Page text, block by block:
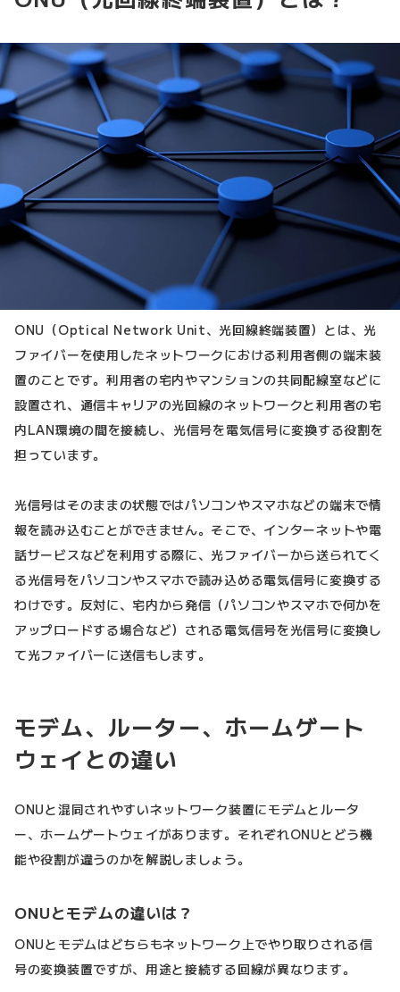
ONU（Optical Network Unit、光回線終端装置）とは、光
ファイバーを使用したネットワークにおける利用者側の端末装
置のことです。利用者の宅内やマンションの共同配線室などに
設置され、通信キャリアの光回線のネットワークと利用者の宅
内LAN環境の間を接続し、光信号を電気信号に変換する役割を
担っています。
光信号はそのままの状態ではパソコンやスマホなどの端末で情
報を読み込むことができません。そこで、インターネットや電
話サービスなどを利用する際に、光ファイバーから送られてく
る光信号をパソコンやスマホで読み込める電気信号に変換する
わけです。反対に、宅内から発信（パソコンやスマホで何かを
アップロードする場合など）される電気信号を光信号に変換し
て光ファイバーに送信もします。
モデム、ルーター、ホームゲート
ウェイとの違い
ONUと混同されやすいネットワーク装置にモデムとルータ
ー、ホームゲートウェイがあります。それぞれONUとどう機
能や役割が違うのかを解説しましょう。
ONUとモデムの違いは？
ONUとモデムはどちらもネットワーク上でやり取りされる信
号の変換装置ですが、用途と接続する回線が異なります。